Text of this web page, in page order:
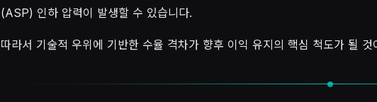
(ASP) 인하 압력이 발생할 수 있습니다.
따라서 기술적 우위에 기반한 수율 격차가 향후 이익 유지의 핵심 척도가 될